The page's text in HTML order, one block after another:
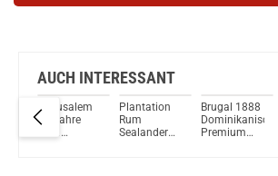
AUCH INTERESSANT
Matusalem
23 Jahre
Plantation
Rum
Sealander
Brugal 1888
Dominikanischer
Premium